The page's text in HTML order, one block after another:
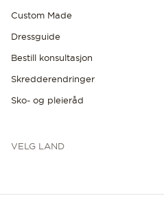
Custom Made
Dressguide
Bestill konsultasjon
Skredderendringer
Sko- og pleieråd
VELG LAND